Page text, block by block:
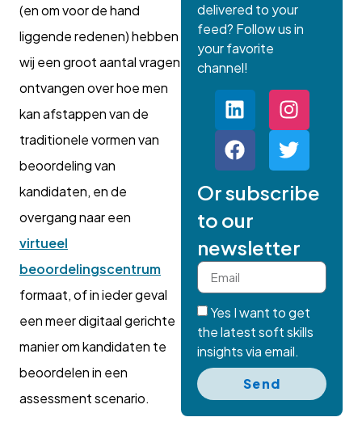
(en om voor de hand
liggende redenen) hebben
wij een groot aantal vragen
ontvangen over hoe men
kan afstappen van de
traditionele vormen van
beoordeling van
kandidaten, en de
overgang naar een
virtueel
beoordelingscentrum
formaat, of in ieder geval
een meer digitaal gerichte
manier om kandidaten te
beoordelen in een
assessment scenario.
delivered to your
feed? Follow us in
your favorite
channel!
Or subscribe
to our
newsletter
Yes I want to get
the latest soft skills
insights via email.
Send